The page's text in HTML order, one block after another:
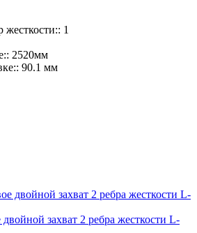
жесткости:: 1
2520мм
90.1 мм
захват 2 ребра жесткости L-